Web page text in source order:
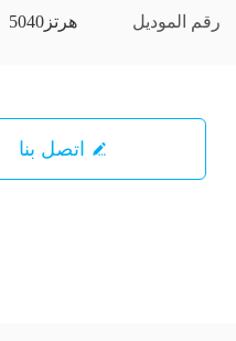
رقم الموديل هرتز5040
اتصل بنا